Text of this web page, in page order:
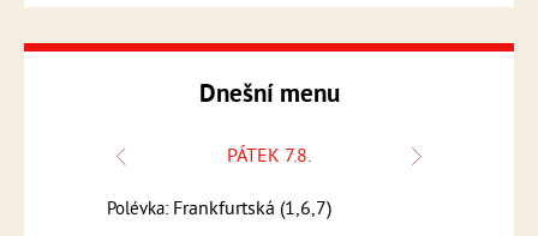
Dnešní menu
PÁTEK 7.8.
Polévka: Frankfurtská (1,6,7)